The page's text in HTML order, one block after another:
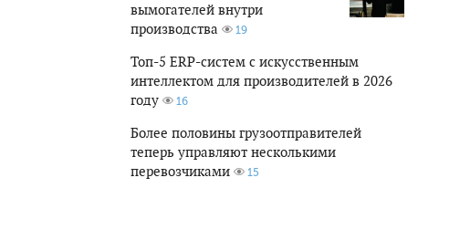
вымогателей внутри
производства
19
Топ-5 ERP-систем с искусственным
интеллектом для производителей в 2026
году
16
Более половины грузоотправителей
теперь управляют несколькими
перевозчиками
15